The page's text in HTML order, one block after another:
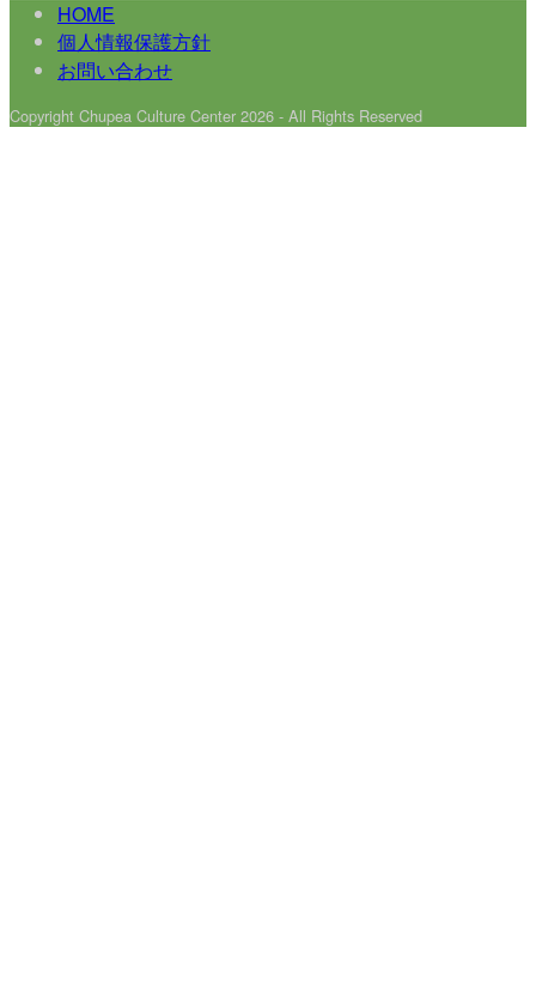
HOME
個人情報保護方針
お問い合わせ
Copyright Chupea Culture Center 2026 - All Rights Reserved